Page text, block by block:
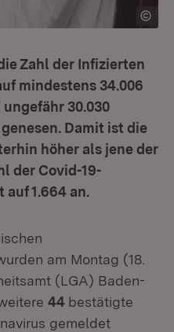
Zahl der Infizierten
mindestens 34.006
30.030
Damit ist die
höher als jene der
der Covid-19-
1.664 an.
am Montag (18.
(LGA) Baden-
44 bestätigte
gemeldet